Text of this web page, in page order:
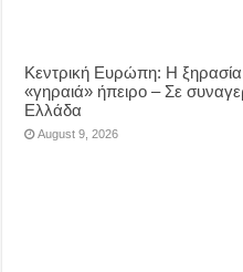
Κεντρική Ευρώπη: Η
«γηραιά» ήπειρο – Σε
Ελλάδα
August 9, 2026